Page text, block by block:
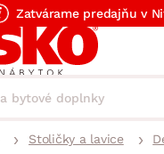
Zatvárame predajňu v
Stoličky a lavice